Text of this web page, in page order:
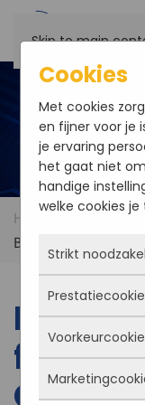
Skip to main
Home
Board Computer
EVOC
first 2"
Cookies
Met cookies
en fijner voor je
je ervaring
het gaat niet
handige
welke cookies
Strikt
Deze cookies
überhaupt
kunnen niet
ze alleen
inloggen, een
Met deze
bezocht
komen en
Deze cookies